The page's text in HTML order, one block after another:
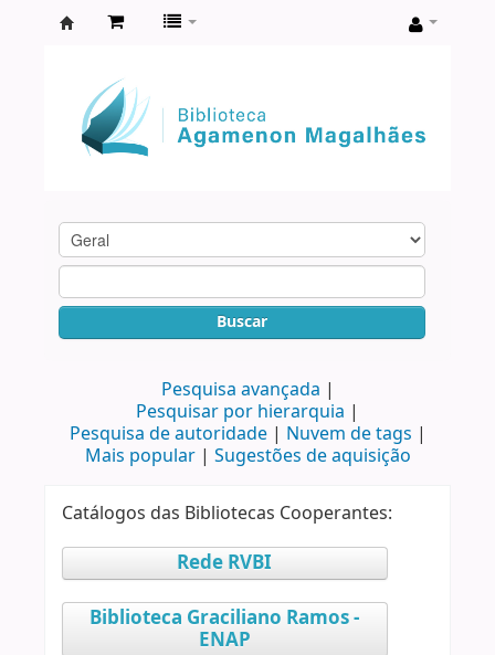
Agamenon
Magalhães
Buscar
Pesquisa avançada
Pesquisar por hierarquia
Pesquisa de autoridade
Nuvem de tags
Mais popular
Sugestões de aquisição
Catálogos das Bibliotecas Cooperantes:
Rede RVBI
Biblioteca Graciliano Ramos -
ENAP